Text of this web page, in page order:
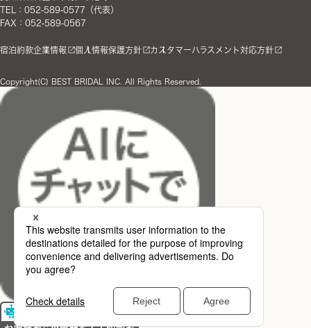
TEL：052-589-0577（代表）
FAX：052-589-0567
宿泊約款企業情報 個人情報保護方針 カスタマーハラスメント対応方針
Copyright(C) BEST BRIDAL INC. All Rights Reserved.